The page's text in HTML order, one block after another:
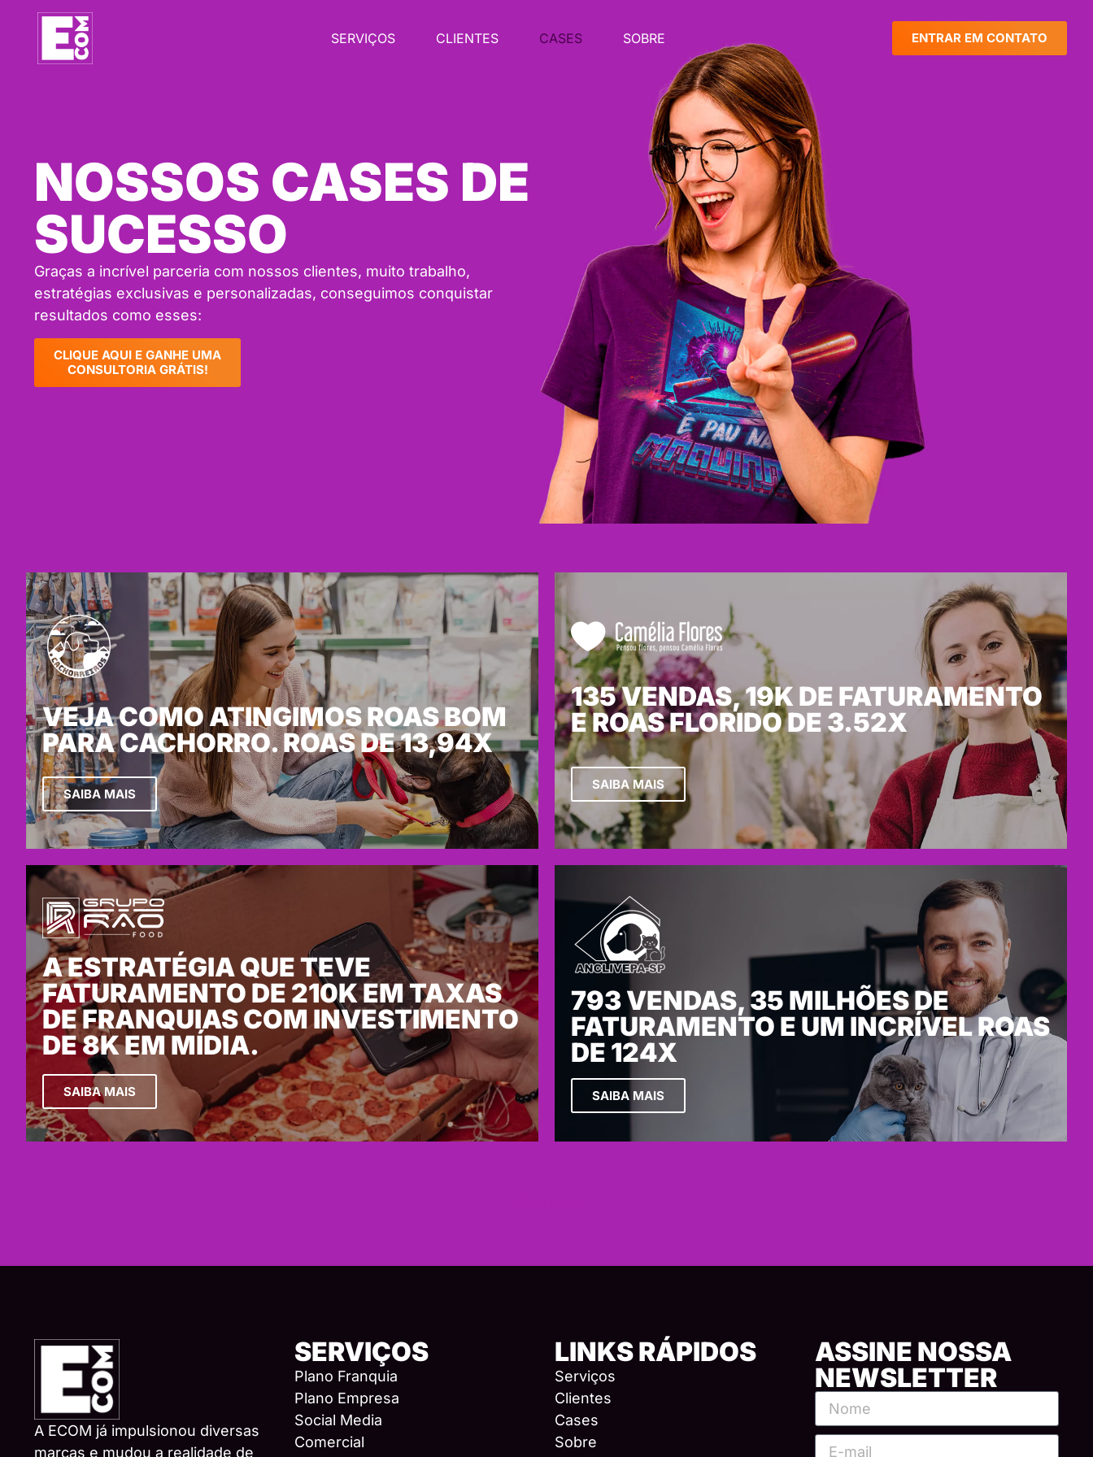
SERVIÇOS CLIENTES CASES SOBRE ENTRAR EM CONTATO
NOSSOS CASES DE
SUCESSO
Graças a incrível parceria com nossos clientes, muito trabalho,
estratégias exclusivas e personalizadas, conseguimos conquistar
resultados como esses:
CLIQUE AQUI E GANHE UMA
CONSULTORIA GRÁTIS!
VEJA COMO ATINGIMOS ROAS BOM
PARA CACHORRO. ROAS DE 13,94X
SAIBA MAIS
135 VENDAS, 19K DE FATURAMENTO
E ROAS FLORIDO DE 3.52X
SAIBA MAIS
A ESTRATÉGIA QUE TEVE
FATURAMENTO DE 210K EM TAXAS
DE FRANQUIAS COM INVESTIMENTO
DE 8K EM MÍDIA.
SAIBA MAIS
793 VENDAS, 35 MILHÕES DE
FATURAMENTO E UM INCRÍVEL ROAS
DE 124X
SAIBA MAIS
A ECOM já impulsionou diversas
marcas e mudou a realidade de
SERVIÇOS
Plano Franquia
Plano Empresa
Social Media
Comercial
LINKS RÁPIDOS
Serviços
Clientes
Cases
Sobre
ASSINE NOSSA
NEWSLETTER